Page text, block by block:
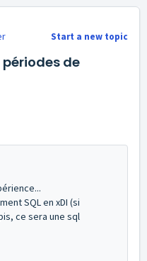
Start a new topic
de
SQL en xDI (si
ce sera une sql